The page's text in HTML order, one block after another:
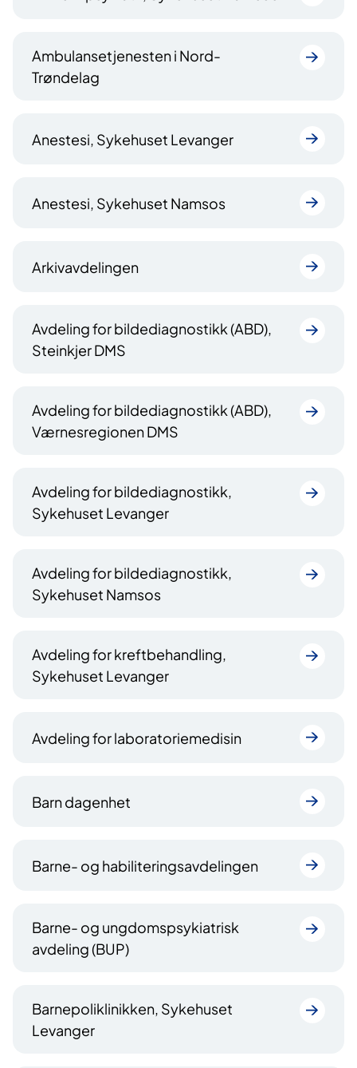
Ambulansetjenesten i Nord-
Trøndelag
Anestesi, Sykehuset Levanger
Anestesi, Sykehuset Namsos
Arkivavdelingen
Avdeling for bildediagnostikk (ABD),
Steinkjer DMS
Avdeling for bildediagnostikk (ABD),
Værnesregionen DMS
Avdeling for bildediagnostikk,
Sykehuset Levanger
Avdeling for bildediagnostikk,
Sykehuset Namsos
Avdeling for kreftbehandling,
Sykehuset Levanger
Avdeling for laboratoriemedisin
Barn dagenhet
Barne- og habiliteringsavdelingen
Barne- og ungdomspsykiatrisk
avdeling (BUP)
Barnepoliklinikken, Sykehuset
Levanger